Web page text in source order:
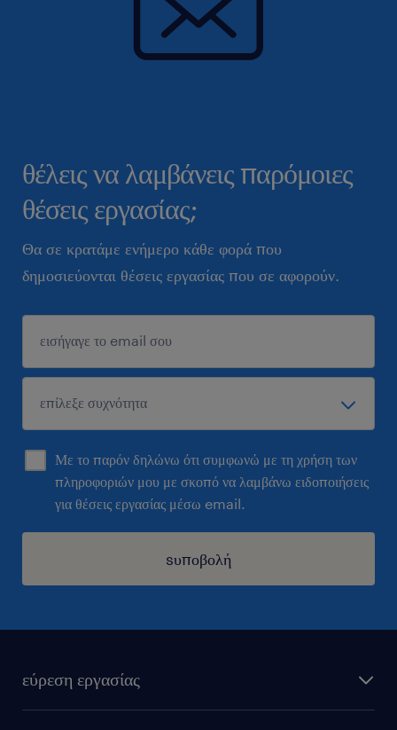
θέλεις να λαμβάνεις παρόμοιες
θέσεις εργασίας;
Θα σε κρατάμε ενήμερο κάθε φορά που
δημοσιεύονται θέσεις εργασίας που σε αφορούν.
Με το παρόν δηλώνω ότι συμφωνώ με τη χρήση των
πληροφοριών μου με σκοπό να λαμβάνω ειδοποιήσεις
για θέσεις εργασίας μέσω email.
sυποβολή
εύρεση εργασίας